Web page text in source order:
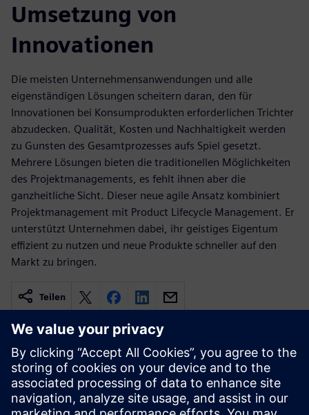
Umsetzung von
Innovationen
Die meisten Unternehmensanwendungen und alle
eigenständigen Lösungen scheitern daran, den für
Innovationen bei Konsumprodukten erforderlichen Trichter
abzudecken. Qualität, Kosten und Nachhaltigkeit werden
zu Gunsten des Gesamtprozesses aufs Spiel gesetzt.
Mehrere Lösungen bieten die traditionellen Möglichkeiten
des Projektmanagements, es fehlt ihnen aber die
ganzheitliche Sicht. Dieser neue agile Ansatz kombiniert
Projektmanagement mit Product Lifecycle Management. Er
unterstützt Unternehmen dabei, ihr geistiges Eigentum
effizient zu nutzen und neue Produkte schneller auf den
Markt zu bringen.
Teilen